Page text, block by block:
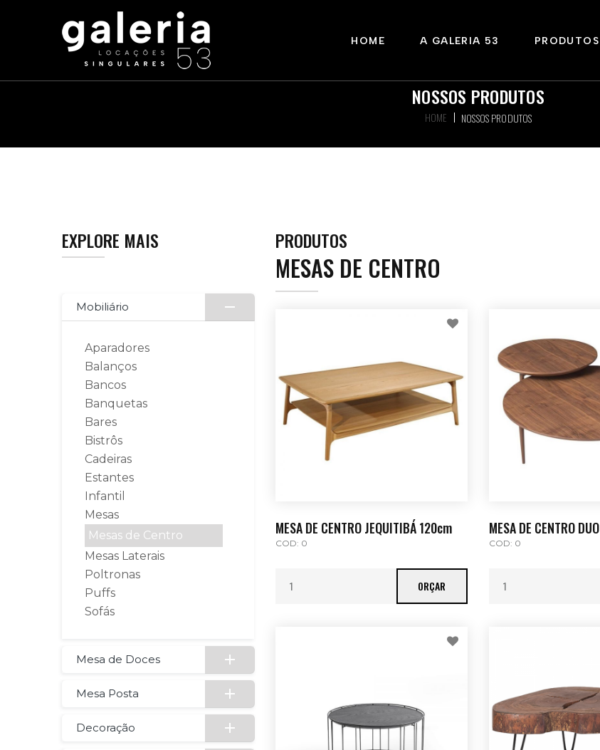
HOME A GALERIA 53 PRODUTOS
NOSSOS PRODUTOS
HOME NOSSOS PRODUTOS
EXPLORE MAIS
Mobiliário
Aparadores
Balanços
Bancos
Banquetas
Bares
Bistrôs
Cadeiras
Estantes
Infantil
Mesas
Mesas de Centro
Mesas Laterais
Poltronas
Puffs
Sofás
Mesa de Doces
Mesa Posta
Decoração
PRODUTOS
MESAS DE CENTRO
MESA DE CENTRO JEQUITIBÁ 120cm
COD: 0
ORÇAR
MESA DE CENTRO DUO
COD: 0